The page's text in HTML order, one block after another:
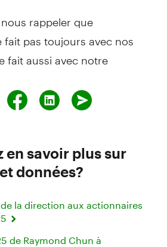
rappeler que
fait pas toujours avec nos
fait aussi avec notre
en savoir plus sur
données?
la direction aux actionnaires
de Raymond Chun à